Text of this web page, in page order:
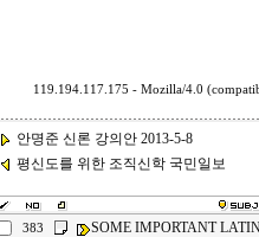
119.194.117.175 - Mozilla/4.0
안명준 신론 강의안 2013-5-8
평신도를 위한 조직신학 국민일보
383 SOME IMPORTANT